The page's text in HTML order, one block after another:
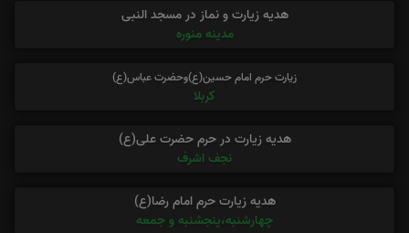
هدیه زیارت و نماز در مسجد النبی
مدینه منوره
زیارت حرم امام حسین(ع)وحضرت عباس(ع)
کربلا
هدیه زیارت در حرم حضرت علی(ع)
نجف اشرف
هدیه زیارت حرم امام رضا(ع)
چهارشنبه،پنجشنبه و جمعه